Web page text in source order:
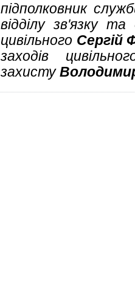
підполковник
відділу зв'язку
цивільного Сергій
заходів
захисту